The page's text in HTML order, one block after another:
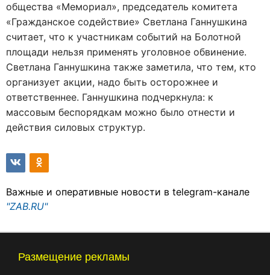
общества «Мемориал», председатель комитета
«Гражданское содействие» Светлана Ганнушкина
считает, что к участникам событий на Болотной
площади нельзя применять уголовное обвинение.
Светлана Ганнушкина также заметила, что тем, кто
организует акции, надо быть осторожнее и
ответственнее. Ганнушкина подчеркнула: к
массовым беспорядкам можно было отнести и
действия силовых структур.
Важные и оперативные новости в telegram-канале
"ZAB.RU"
Размещение рекламы